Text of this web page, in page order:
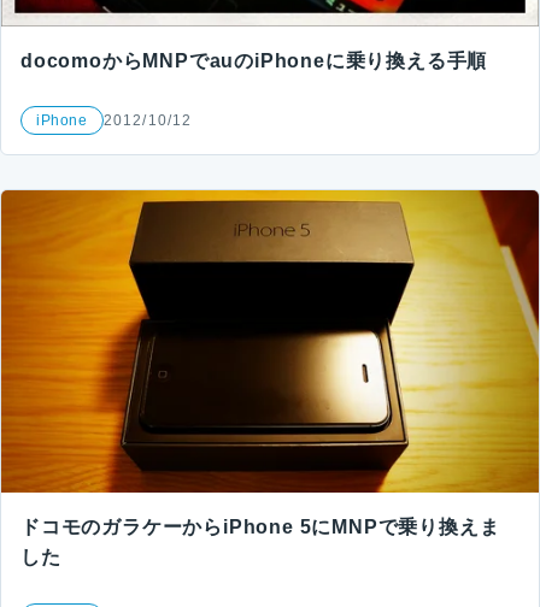
docomoからMNPでauのiPhoneに乗り換える手順
iPhone 2012/10/12
ドコモのガラケーからiPhone 5にMNPで乗り換えま
した